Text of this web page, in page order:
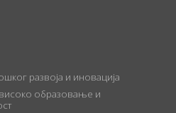
развоја и иновација
високо образовање и